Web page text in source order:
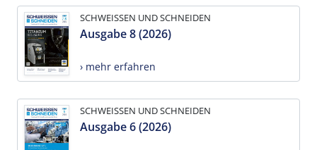
SCHWEISSEN UND SCHNEIDEN
Ausgabe 8 (2026)
› mehr erfahren
SCHWEISSEN UND SCHNEIDEN
Ausgabe 6 (2026)